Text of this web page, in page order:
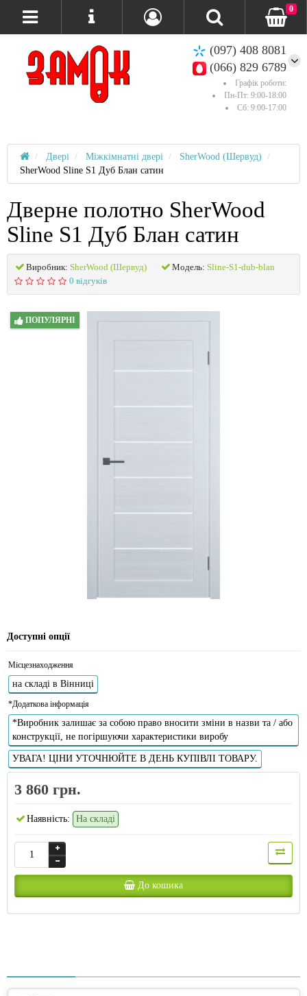
(097) 408 8081
(066) 829 6789
Графік роботи:
Пн-Пт: 9:00-18:00
Сб: 9:00-17:00
0
Двері Міжкімнатні двері
SherWood (Шервуд)
SherWood Sline S1 Дуб Блан сатин
Дверне полотно SherWood
Sline S1 Дуб Блан сатин
Виробник: SherWood (Шервуд) Модель: Sline-S1-dub-blan
0 відгуків
ПОПУЛЯРНІ
Доступні опції
Місцезнаходження
на складі в Вінниці
*Додаткова інформація
*Виробник залишає за собою право вносити зміни в назви та / або
конструкції, не погіршуючи характеристики виробу
УВАГА! ЦІНИ УТОЧНЮЙТЕ В ДЕНЬ КУПІВЛІ ТОВАРУ.
3 860 грн.
Наявність: На складі
До кошика